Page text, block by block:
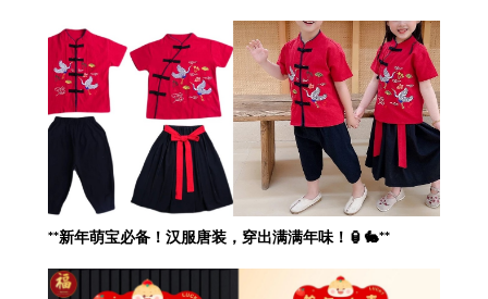
**新年萌宝必备！汉服唐装，穿出满满年味！🏮🐇**